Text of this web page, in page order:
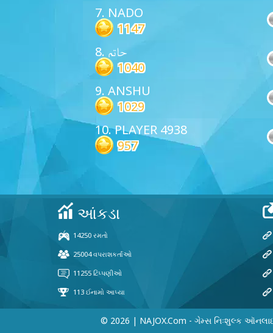
7. NADO
1147
8. حاتم
1040
9. ANSHU
1029
10. PLAYER 4938
957
© 2026 | NAJOX.com - ગેમ્સ નિઃશુલ્ક